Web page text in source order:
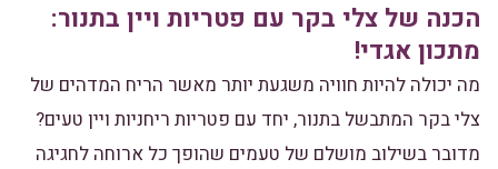
הכנה של צלי בקר עם פטריות ויין בתנור:
מתכון אגדי!
מה יכולה להיות חוויה משגעת יותר מאשר הריח המדהים של
צלי בקר המתבשל בתנור, יחד עם פטריות ריחניות ויין טעים?
מדובר בשילוב מושלם של טעמים שהופך כל ארוחה לחגיגה